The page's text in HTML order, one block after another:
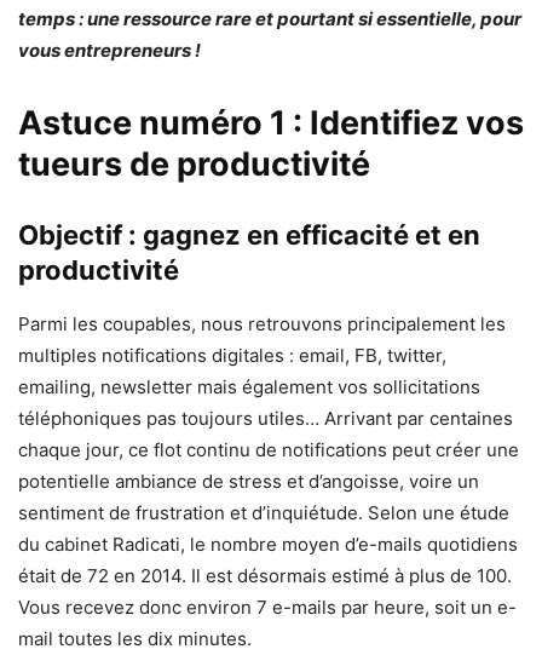
temps : une ressource rare et pourtant si essentielle, pour
vous entrepreneurs !
Astuce numéro 1 : Identifiez vos
tueurs de productivité
Objectif : gagnez en efficacité et en
productivité
Parmi les coupables, nous retrouvons principalement les
multiples notifications digitales : email, FB, twitter,
emailing, newsletter mais également vos sollicitations
téléphoniques pas toujours utiles… Arrivant par centaines
chaque jour, ce flot continu de notifications peut créer une
potentielle ambiance de stress et d’angoisse, voire un
sentiment de frustration et d’inquiétude. Selon une étude
du cabinet Radicati, le nombre moyen d’e-mails quotidiens
était de 72 en 2014. Il est désormais estimé à plus de 100.
Vous recevez donc environ 7 e-mails par heure, soit un e-
mail toutes les dix minutes.